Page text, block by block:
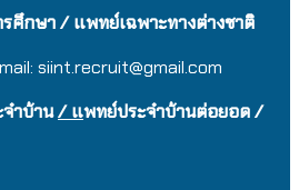
ศึกษา / แพทย์เฉพาะทางต่างชาติ
siint.recruit@gmail.com
ำบ้าน/ แพทย์ประจำบ้านต่อยอด /